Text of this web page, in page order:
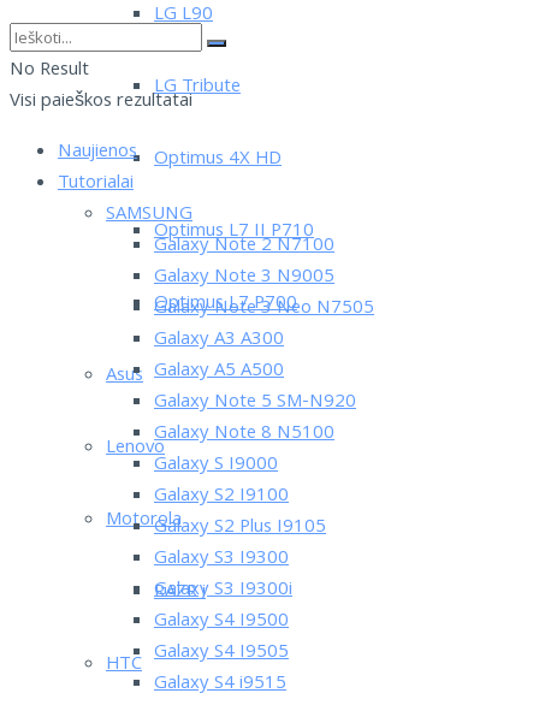
LG L90
LG Tribute
Optimus 4X HD
Optimus L7 II P710
Optimus L7 P700
Asus
Lenovo
Motorola
RAZR i
HTC
No Result
Visi paieškos rezultatai
Naujienos
Tutorialai
SAMSUNG
Galaxy Note 2 N7100
Galaxy Note 3 N9005
Galaxy Note 3 Neo N7505
Galaxy A3 A300
Galaxy A5 A500
Galaxy Note 5 SM-N920
Galaxy Note 8 N5100
Galaxy S I9000
Galaxy S2 I9100
Galaxy S2 Plus I9105
Galaxy S3 I9300
Galaxy S3 I9300i
Galaxy S4 I9500
Galaxy S4 I9505
Galaxy S4 i9515